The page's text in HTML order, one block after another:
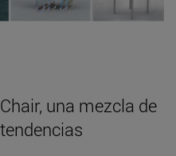
una mezcla de